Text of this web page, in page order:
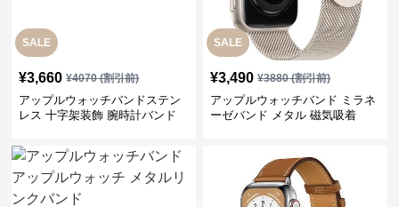
SALE
¥3,660 ¥4070(割引前)
アップルウォッチバンドステン
レス 十字架装飾 腕時計バンド
SALE
¥3,490 ¥3880(割引前)
アップルウォッチバンド ミラネ
ーゼバンド メタル 磁気吸着